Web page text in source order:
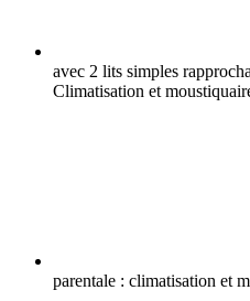
avec 2 lits simples
Climatisation et
parentale : climatisation et